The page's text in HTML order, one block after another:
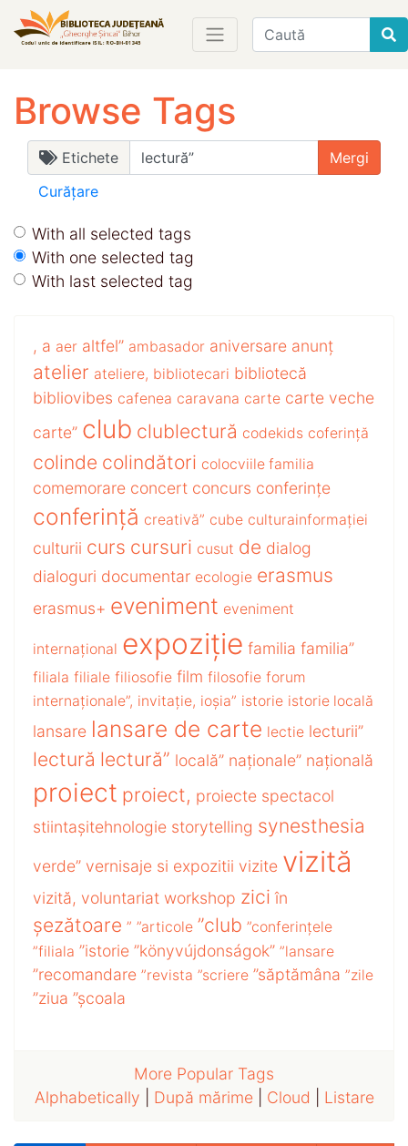
Find
Browse Tags
Etichete
Curățare
With all selected tags
With one selected tag
With last selected tag
, a aer altfel” ambasador aniversare anunț
atelier ateliere, bibliotecari bibliotecă
bibliovibes cafenea caravana carte carte veche
carte” club clublectură codekids coferință
colinde colindători colocviile familia
comemorare concert concurs conferințe
conferință creativă” cube culturainformației
culturii curs cursuri cusut de dialog
dialoguri documentar ecologie erasmus
erasmus+ eveniment eveniment
internațional expoziție familia familia”
filiala filiale filiosofie film filosofie forum
internaționale”, invitație, ioșia” istorie istorie locală
lansare lansare de carte lectie lecturii”
lectură lectură” locală” naționale” națională
proiect proiect, proiecte spectacol
stiintașitehnologie storytelling synesthesia
verde” vernisaje si expozitii vizite vizită
vizită, voluntariat workshop zici în
șezătoare ” ”articole ”club ”conferințele
”filiala ”istorie ”könyvújdonságok” ”lansare
”recomandare ”revista ”scriere ”săptămâna ”zile
”ziua ”școala
More Popular Tags
Alphabetically
După mărime| Cloud Listare